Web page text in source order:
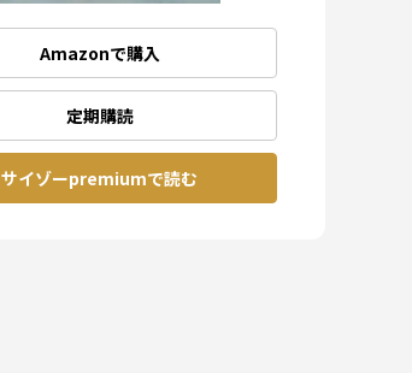
Amazonで購入
定期購読
サイゾーpremiumで読む